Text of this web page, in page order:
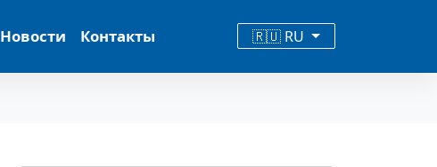
Новости Контакты 🇷🇺 RU